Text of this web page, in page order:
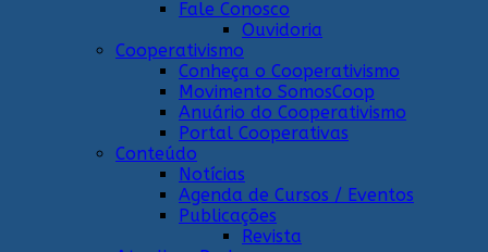
Fale Conosco
Ouvidoria
Cooperativismo
Conheça o Cooperativismo
Movimento SomosCoop
Anuário do Cooperativismo
Portal Cooperativas
Conteúdo
Notícias
Agenda de Cursos / Eventos
Publicações
Revista